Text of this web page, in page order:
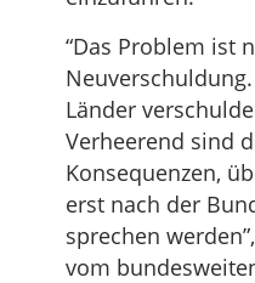
“Das Problem ist
Länder
Verheerend sind
Konsequenzen,
erst nach der
sprechen
vom